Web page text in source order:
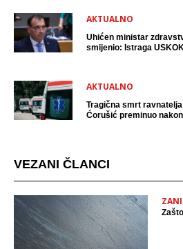
AKTUALNO
Uhićen ministar
smijenio: Istraga
AKTUALNO
Tragična smrt
Ćorušić preminuo
VEZANI ČLANCI